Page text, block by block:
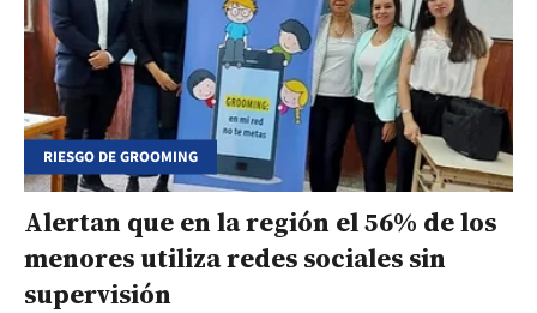
RIESGO DE GROOMING
Alertan que en la región el 56% de los
menores utiliza redes sociales sin
supervisión